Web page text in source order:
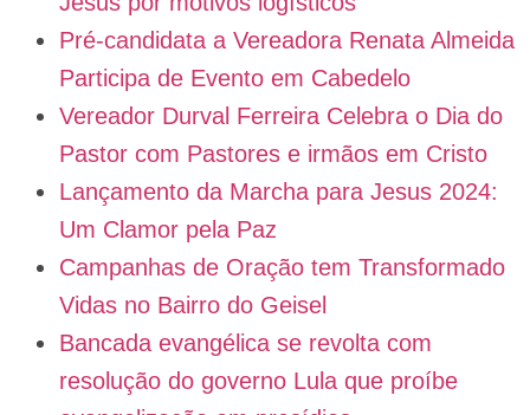
Pré-candidata a Vereadora Renata Almeida
Participa de Evento em Cabedelo
Vereador Durval Ferreira Celebra o Dia do
Pastor com Pastores e irmãos em Cristo
Lançamento da Marcha para Jesus 2024:
Um Clamor pela Paz
Campanhas de Oração tem Transformado
Vidas no Bairro do Geisel
Bancada evangélica se revolta com
resolução do governo Lula que proíbe